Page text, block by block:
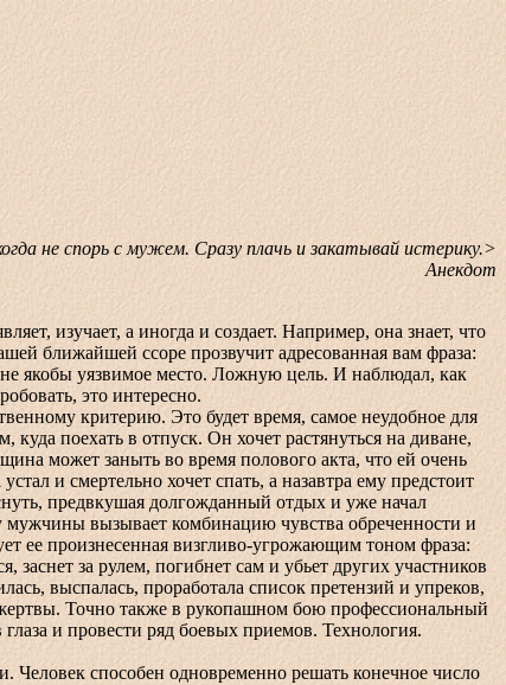
не спорь с мужем. Сразу плачь и закатывай истерику.>
Анекдот
изучает, а иногда и создает. Например, она знает, что
ближайшей ссоре прозвучит адресованная вам фраза:
якобы уязвимое место. Ложную цель. И наблюдал, как
это интересно.
критерию. Это будет время, самое неудобное для
поехать в отпуск. Он хочет растянуться на диване,
может заныть во время полового акта, что ей очень
и смертельно хочет спать, а назавтра ему предстоит
предвкушая долгожданный отдых и уже начал
вызывает комбинацию чувства обреченности и
ее произнесенная визгливо-угрожающим тоном фраза:
за рулем, погибнет сам и убьет других участников
выспалась, проработала список претензий и упреков,
Точно также в рукопашном бою профессиональный
и провести ряд боевых приемов. Технология.
способен одновременно решать конечное число